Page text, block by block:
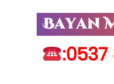
:0537